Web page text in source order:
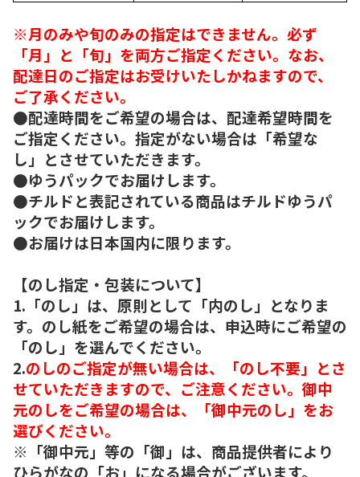
※月のみや旬のみの指定はできません。必ず
「月」と「旬」を両方ご指定ください。なお、
配達日のご指定はお受けいたしかねますので、
ご了承ください。
●配達時間をご希望の場合は、配達希望時間を
ご指定ください。指定がない場合は「希望な
し」とさせていただきます。
●ゆうパックでお届けします。
●チルドと表記されている商品はチルドゆうパ
ックでお届けします。
●お届けは日本国内に限ります。
【のし指定・包装について】
1.「のし」は、原則として「内のし」となりま
す。のし紙をご希望の場合は、申込時にご希望の
「のし」を選んでください。
2.のしのご指定が無い場合は、「のし不要」とさ
せていただきますので、ご注意ください。御中
元のしをご希望の場合は、「御中元のし」をお
選びください。
※「御中元」等の「御」は、商品提供者により
ひらがなの「お」になる場合がございます。